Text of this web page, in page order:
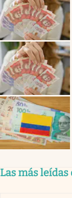
Las más